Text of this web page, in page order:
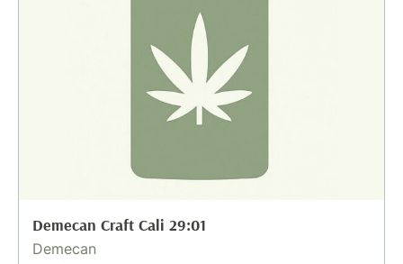
Demecan Craft Cali 29:01
Demecan